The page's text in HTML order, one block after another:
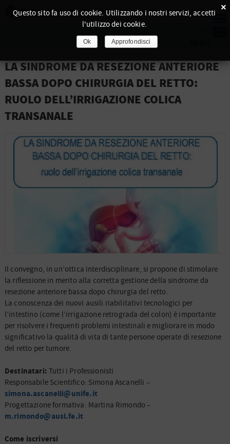
LA SINDROME DA RESEZIONE ANTERIORE
BASSA DOPO CHIRURGIA DEL RETTO:
RUOLO DELL’IRRIGAZIONE COLICA
TRANSANALE
Il convegno, in un’ottica interdisciplinare, si propone di stimolare
la riflessione in merito alla corretta gestione della sindrome da
resezione anteriore bassa dopo chirurgia del retto.
La conoscenza dei nuovi ausili riabilitativi tecnologici per
l’intestino (come l’irrigazione retrograda del colon) è importante
per risolvere i frequenti problemi intestinali e migliorare in modo
significativo la qualità di vita di tante persone operate di resezione
del retto per tumore.
Destinatari: Tutti i Professionisti
Responsabile Scientifico: Simona Ascanelli –
simona.ascanelli@unife.it
Progettazione formativa: Martina Rimondo –
m.rimondo@ausl.fe.it
Come iscriversi
×
Questo sito fa uso di cookie. Utilizzando i nostri servizi, accetti
l'utilizzo dei cookie.
Ok Approfondisci